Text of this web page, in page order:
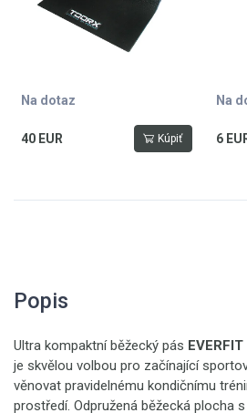
Na dotaz
40 EUR Kúpiť
Na
6
Popis
Ultra kompaktní běžecký pás
je skvělou volbou pro začínající
věnovat pravidelnému kondičnímu
prostředí. Odpružená běžecká plocha